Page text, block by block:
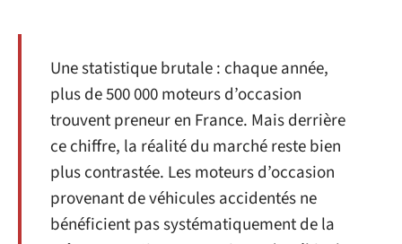
Une statistique brutale : chaque année,
plus de 500 000 moteurs d’occasion
trouvent preneur en France. Mais derrière
ce chiffre, la réalité du marché reste bien
plus contrastée. Les moteurs d’occasion
provenant de véhicules accidentés ne
bénéficient pas systématiquement de la